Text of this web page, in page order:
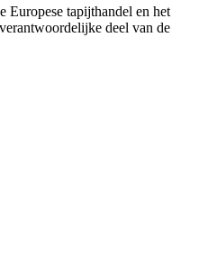
Europese tapijthandel en het
deel van de